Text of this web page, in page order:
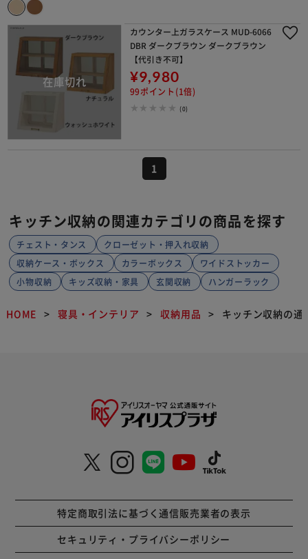
カウンター上ガラスケース MUD-6066
DBR ダークブラウン ダークブラウン
【代引き不可】
¥9,980
99ポイント(1倍)
(0)
1
キッチン収納の関連カテゴリの商品を探す
チェスト・タンス
クローゼット・押入れ収納
収納ケース・ボックス
カラーボックス
ワイドストッカー
小物収納
キッズ収納・家具 玄関収納 ハンガーラック
HOME 寝具・インテリア 収納用品 キッチン収納の通
特定商取引法に基づく通信販売業者の表示
セキュリティ・プライバシーポリシー